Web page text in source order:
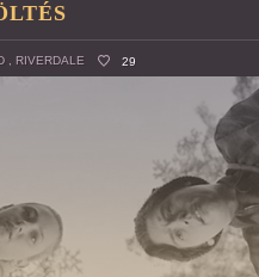
RIVERDALE 29